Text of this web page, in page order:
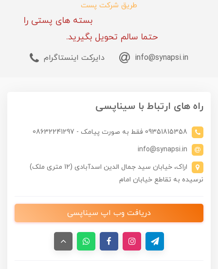
طریق شرکت پست
بسته های پستی را
حتما سالم تحویل بگیرید.
info@synapsi.in دایرکت اینستاگرام
راه های ارتباط با سیناپسی
09351815358 فقط به صورت پیامک - 08632241297
info@synapsi.in
اراک، خیابان سید جمال الدین اسدآبادی (12 متری ملک)
نرسیده به تقاطع خیابان امام
دریافت وب اپ سیناپسی